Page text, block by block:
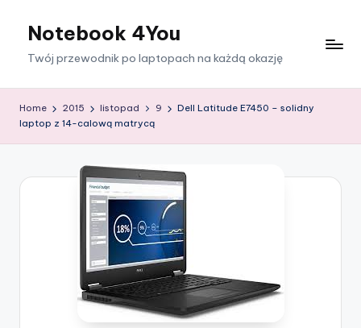
Notebook 4You
Twój przewodnik po laptopach na każdą okazję
Home 2015 listopad 9
Dell Latitude E7450 – solidny
laptop z 14-calową matrycą